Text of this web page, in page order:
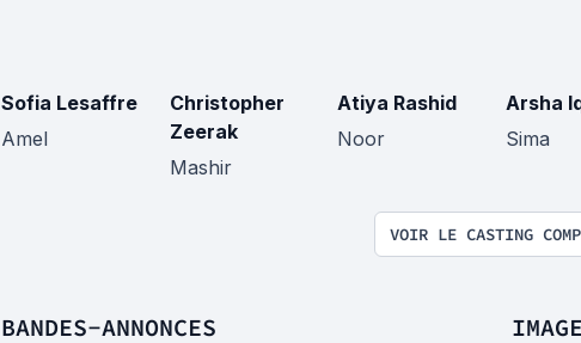
Sofia Lesaffre
Amel
Christopher
Zeerak
Mashir
Atiya Rashid
Noor
Arsha
Sima
VOIR LE CASTING
BANDES-ANNONCES